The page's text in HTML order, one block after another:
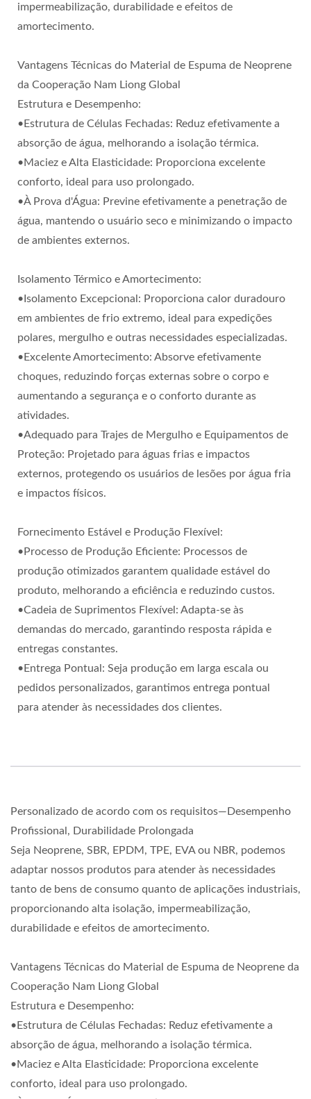
impermeabilização, durabilidade e efeitos de
amortecimento.
Vantagens Técnicas do Material de Espuma de Neoprene
da Cooperação Nam Liong Global
Estrutura e Desempenho:
•Estrutura de Células Fechadas: Reduz efetivamente a
absorção de água, melhorando a isolação térmica.
•Maciez e Alta Elasticidade: Proporciona excelente
conforto, ideal para uso prolongado.
•À Prova d'Água: Previne efetivamente a penetração de
água, mantendo o usuário seco e minimizando o impacto
de ambientes externos.
Isolamento Térmico e Amortecimento:
•Isolamento Excepcional: Proporciona calor duradouro
em ambientes de frio extremo, ideal para expedições
polares, mergulho e outras necessidades especializadas.
•Excelente Amortecimento: Absorve efetivamente
choques, reduzindo forças externas sobre o corpo e
aumentando a segurança e o conforto durante as
atividades.
•Adequado para Trajes de Mergulho e Equipamentos de
Proteção: Projetado para águas frias e impactos
externos, protegendo os usuários de lesões por água fria
e impactos físicos.
Fornecimento Estável e Produção Flexível:
•Processo de Produção Eficiente: Processos de
produção otimizados garantem qualidade estável do
produto, melhorando a eficiência e reduzindo custos.
•Cadeia de Suprimentos Flexível: Adapta-se às
demandas do mercado, garantindo resposta rápida e
entregas constantes.
•Entrega Pontual: Seja produção em larga escala ou
pedidos personalizados, garantimos entrega pontual
para atender às necessidades dos clientes.
Personalizado de acordo com os requisitos—Desempenho
Profissional, Durabilidade Prolongada
Seja Neoprene, SBR, EPDM, TPE, EVA ou NBR, podemos
adaptar nossos produtos para atender às necessidades
tanto de bens de consumo quanto de aplicações industriais,
proporcionando alta isolação, impermeabilização,
durabilidade e efeitos de amortecimento.
Vantagens Técnicas do Material de Espuma de Neoprene da
Cooperação Nam Liong Global
Estrutura e Desempenho:
•Estrutura de Células Fechadas: Reduz efetivamente a
absorção de água, melhorando a isolação térmica.
•Maciez e Alta Elasticidade: Proporciona excelente
conforto, ideal para uso prolongado.